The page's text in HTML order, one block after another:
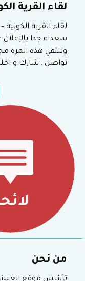
لقاء القرية الكونية –
سعداء جدا بالإعلان
ونلتقي هذه المرة
تواصل , شارك و
من نحن